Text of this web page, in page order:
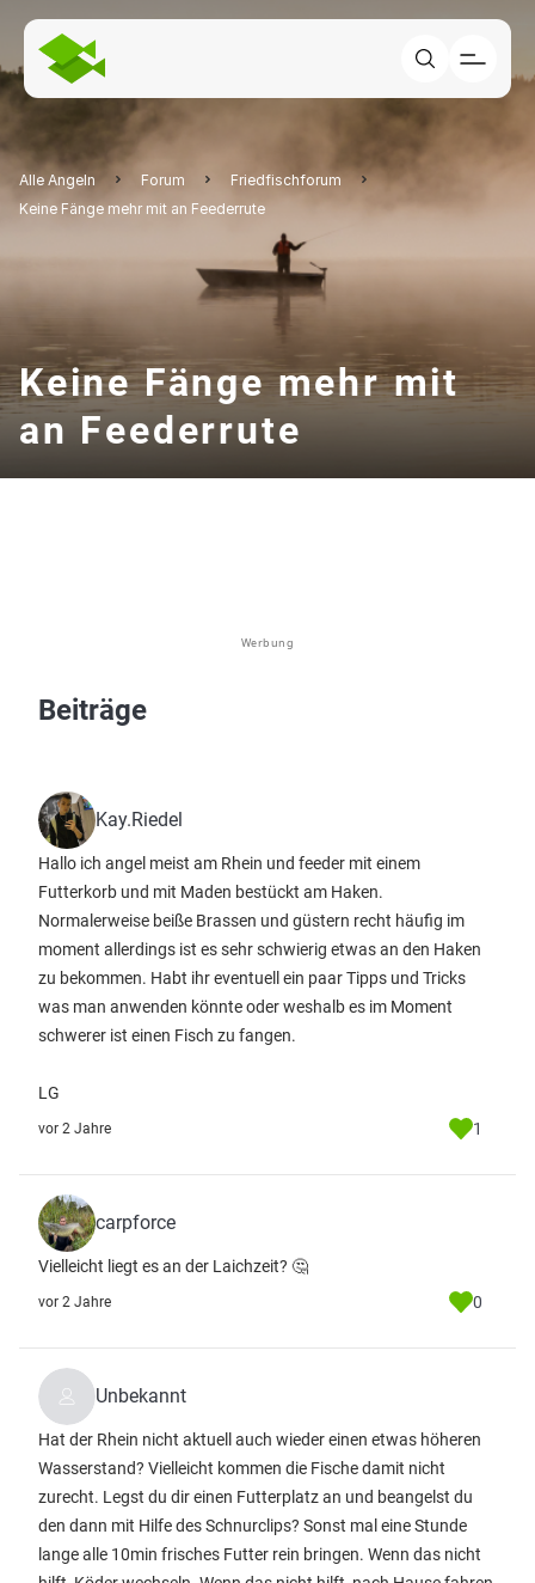
Alle Angeln Forum
Friedfischforum
Keine Fänge mehr mit an Feederrute
Keine Fänge mehr mit
an Feederrute
Werbung
Beiträge
Kay.Riedel
Hallo ich angel meist am Rhein und feeder mit einem
Futterkorb und mit Maden bestückt am Haken.
Normalerweise beiße Brassen und güstern recht häufig im
moment allerdings ist es sehr schwierig etwas an den Haken
zu bekommen. Habt ihr eventuell ein paar Tipps und Tricks
was man anwenden könnte oder weshalb es im Moment
schwerer ist einen Fisch zu fangen.
LG
vor 2 Jahre 1
carpforce
Vielleicht liegt es an der Laichzeit? 🤔
vor 2 Jahre 0
Unbekannt
Hat der Rhein nicht aktuell auch wieder einen etwas höheren
Wasserstand? Vielleicht kommen die Fische damit nicht
zurecht. Legst du dir einen Futterplatz an und beangelst du
den dann mit Hilfe des Schnurclips? Sonst mal eine Stunde
lange alle 10min frisches Futter rein bringen. Wenn das nicht